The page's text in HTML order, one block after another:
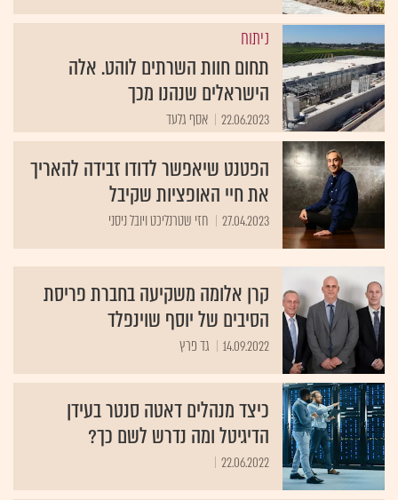
ניתוח
תחום חוות השרתים לוהט. אלה
הישראלים שנהנו מכך
22.06.2023 אסף גלעד
הפטנט שיאפשר לדודו זבידה להאריך
את חיי האופציות שקיבל
27.04.2023 חזי שטרנליכט ויובל ניסני
קרן אלומה משקיעה בחברת פריסת
הסיבים של יוסף שוינפלד
14.09.2022 גד פרץ
כיצד מנהלים דאטה סנטר בעידן
הדיגיטל ומה נדרש לשם כך?
22.06.2022